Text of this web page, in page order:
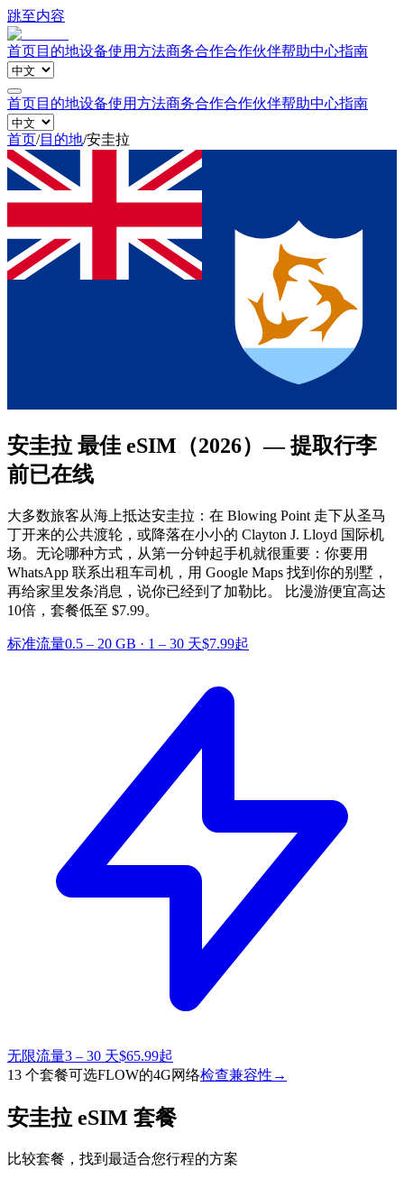
跳至内容
首页目的地设备使用方法商务合作合作伙伴帮助中心指南
首页目的地设备使用方法商务合作合作伙伴帮助中心指南
首页/目的地/安圭拉
安圭拉 最佳 eSIM （2026）— 提取行李
前已在线
大多数旅客从海上抵达安圭拉：在 Blowing Point 走下从圣马
丁开来的公共渡轮，或降落在小小的 Clayton J. Lloyd 国际机
场。无论哪种方式，从第一分钟起手机就很重要：你要用
WhatsApp 联系出租车司机，用 Google Maps 找到你的别墅，
再给家里发条消息，说你已经到了加勒比。
比漫游便宜高达
10倍，套餐低至 $7.99。
标准流量0.5 – 20 GB · 1 – 30 天$7.99起
无限流量3 – 30 天$65.99起
13 个套餐可选FLOW的4G网络检查兼容性 →
安圭拉 eSIM 套餐
比较套餐，找到最适合您行程的方案